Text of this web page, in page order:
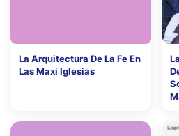
La Arquitectura De La Fe En
Las Maxi Iglesias